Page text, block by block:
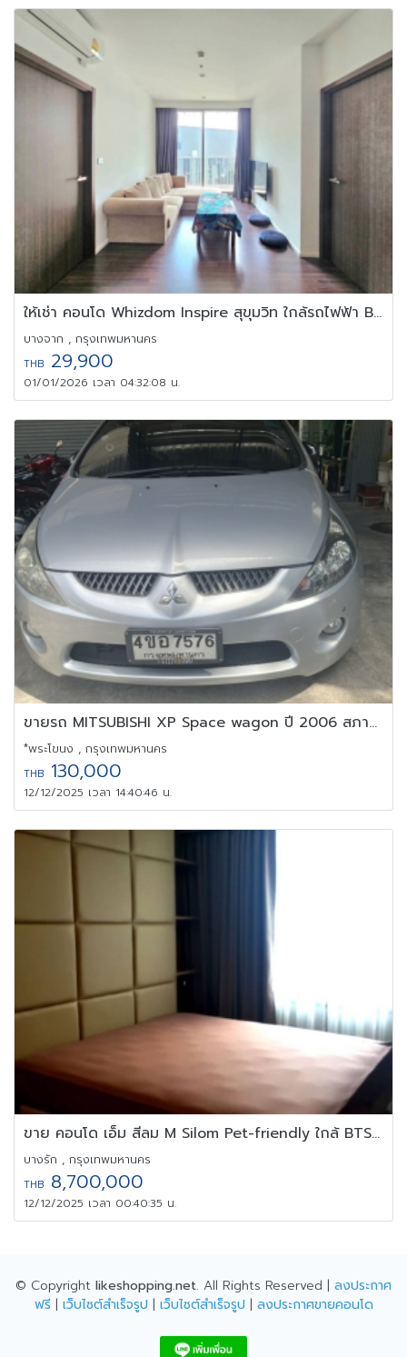
ให้เช่า คอนโด Whizdom Inspire สุขุมวิท ใกล้รถไฟฟ้า BTS ปุณณวิถี
บางจาก , กรุงเทพมหานคร
THB 29,900
01/01/2026 เวลา 04:32:08 น.
ขายรถ MITSUBISHI XP Space wagon ปี 2006 สภาพดี สภาพสวยจ้า
*พระโขนง , กรุงเทพมหานคร
THB 130,000
12/12/2025 เวลา 14:40:46 น.
ขาย คอนโด เอ็ม สีลม M Silom Pet-friendly ใกล้ BTS ช่องนนทรี
บางรัก , กรุงเทพมหานคร
THB 8,700,000
12/12/2025 เวลา 00:40:35 น.
© Copyright likeshopping.net. All Rights Reserved | ลงประกาศ
ฟรี| เว็บไซต์สำเร็จรูป | เว็บไซต์สำเร็จรูป | ลงประกาศขายคอนโด